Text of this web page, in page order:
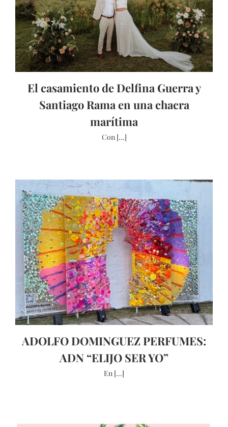
El casamiento de Delfina Guerra y
Santiago Rama en una chacra
marítima
Con [...]
ADOLFO DOMINGUEZ PERFUMES:
ADN “ELIJO SER YO”
En [...]